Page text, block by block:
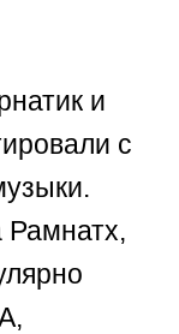
и
с
Рамнатх,